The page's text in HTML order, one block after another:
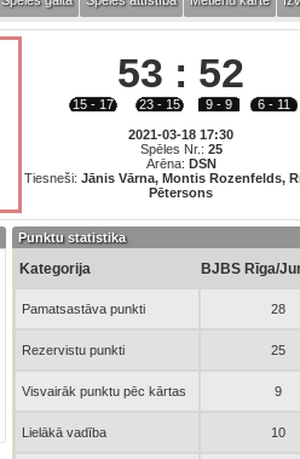
53 : 52
15 - 17 23 - 15 9 - 9 6 - 11
2021-03-18 17:30
Spēles Nr.: 25
Arēna: DSN
Tiesneši: Jānis Vārna, Montis Rozenfelds,
Pētersons
Punktu statistika
Kategorija BJBS Rīga/
Pamatsastāva punkti 28
Rezervistu punkti 25
Visvairāk punktu pēc kārtas 9
Lielākā vadība 10